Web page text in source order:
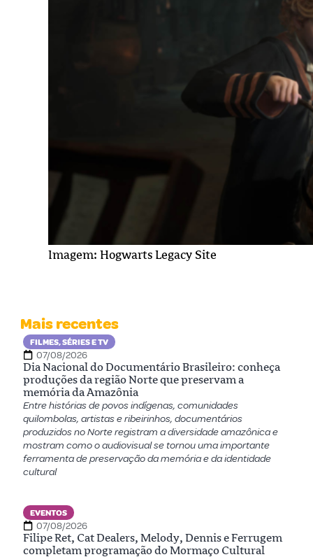
Imagem: Hogwarts Legacy Site
Mais recentes
FILMES, SÉRIES E TV
07/08/2026
Dia Nacional do Documentário Brasileiro: conheça
produções da região Norte que preservam a
memória da Amazônia
Entre histórias de povos indígenas, comunidades
quilombolas, artistas e ribeirinhos, documentários
produzidos no Norte registram a diversidade amazônica e
mostram como o audiovisual se tornou uma importante
ferramenta de preservação da memória e da identidade
cultural
EVENTOS
07/08/2026
Filipe Ret, Cat Dealers, Melody, Dennis e Ferrugem
completam programação do Mormaço Cultural